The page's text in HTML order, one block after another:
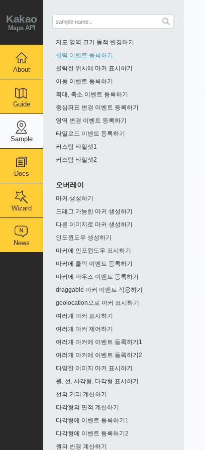
Kakao
Maps API
About
Guide
Sample
Docs
Wizard
News
지도 타입 바꾸기2
지도 범위 재설정 하기
지도 영역 크기 동적 변경하기
클릭 이벤트 등록하기
클릭한 위치에 마커 표시하기
이동 이벤트 등록하기
확대, 축소 이벤트 등록하기
중심좌표 변경 이벤트 등록하기
영역 변경 이벤트 등록하기
타일로드 이벤트 등록하기
커스텀 타일셋1
커스텀 타일셋2
오버레이
마커 생성하기
드래그 가능한 마커 생성하기
다른 이미지로 마커 생성하기
인포윈도우 생성하기
마커에 인포윈도우 표시하기
마커에 클릭 이벤트 등록하기
마커에 마우스 이벤트 등록하기
draggable 마커 이벤트 적용하기
geolocation으로 마커 표시하기
여러개 마커 표시하기
여러개 마커 제어하기
여러개 마커에 이벤트 등록하기1
여러개 마커에 이벤트 등록하기2
다양한 이미지 마커 표시하기
원, 선, 사각형, 다각형 표시하기
선의 거리 계산하기
다각형의 면적 계산하기
다각형에 이벤트 등록하기1
다각형에 이벤트 등록하기2
원의 반경 계산하기